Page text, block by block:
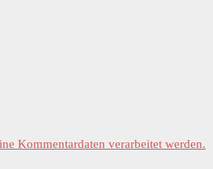
Kommentardaten verarbeitet werden.